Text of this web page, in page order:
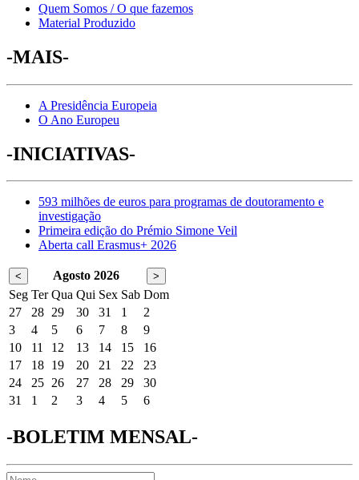
Quem Somos / O que fazemos
Material Produzido
-MAIS-
A Presidência Europeia
O Ano Europeu
-INICIATIVAS-
593 milhões de euros para programas de doutoramento e
investigação
Primeira edição do Prémio Simone Veil
Aberta call Erasmus+ 2026
< Agosto 2026 >
Seg Ter Qua Qui Sex Sab Dom
27
28 29 30 31 1
2
3
4 5 6 7 8
9
10
11 12 13 14 15
16
17
18 19 20 21 22
23
24
25 26 27 28 29
30
31
1 2 3 4 5 6
-BOLETIM MENSAL-